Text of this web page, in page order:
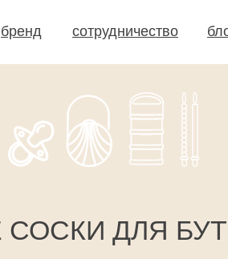
бренд сотрудничество
ДЛЯ